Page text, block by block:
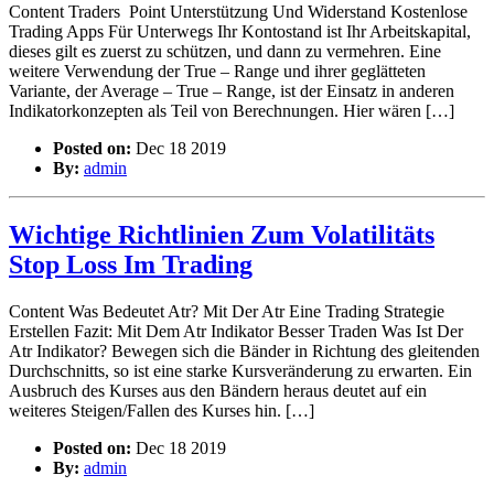
Content Traders Point Unterstützung Und Widerstand Kostenlose
Trading Apps Für Unterwegs Ihr Kontostand ist Ihr Arbeitskapital,
dieses gilt es zuerst zu schützen, und dann zu vermehren. Eine
weitere Verwendung der True – Range und ihrer geglätteten
Variante, der Average – True – Range, ist der Einsatz in anderen
Indikatorkonzepten als Teil von Berechnungen. Hier wären […]
Posted on: Dec 18 2019
By: admin
Wichtige Richtlinien Zum Volatilitäts
Stop Loss Im Trading
Content Was Bedeutet Atr? Mit Der Atr Eine Trading Strategie
Erstellen Fazit: Mit Dem Atr Indikator Besser Traden Was Ist Der
Atr Indikator? Bewegen sich die Bänder in Richtung des gleitenden
Durchschnitts, so ist eine starke Kursveränderung zu erwarten. Ein
Ausbruch des Kurses aus den Bändern heraus deutet auf ein
weiteres Steigen/Fallen des Kurses hin. […]
Posted on: Dec 18 2019
By: admin